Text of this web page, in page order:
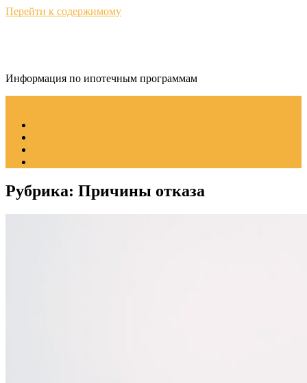
Перейти к содержимому
Информация по ипотечным программам
Рубрика: Причины отказа